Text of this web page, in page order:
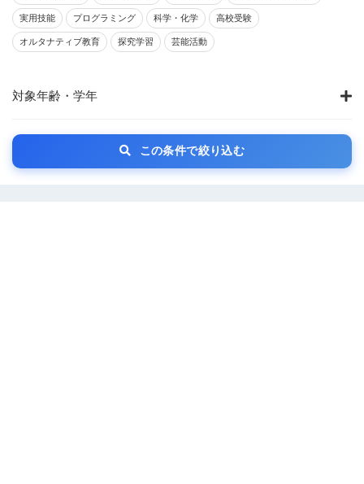
実用技能 プログラミング 科学・化学 高校受験
オルタナティブ教育 探究学習 芸能活動
対象年齢・学年
この条件で絞り込む